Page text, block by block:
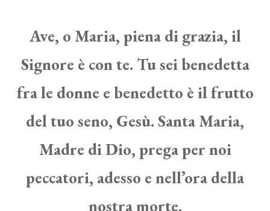
Ave, o Maria, piena di grazia, il
Signore è con te. Tu sei benedetta
fra le donne e benedetto è il frutto
del tuo seno, Gesù. Santa Maria,
Madre di Dio, prega per noi
peccatori, adesso e nell’ora della
nostra morte.